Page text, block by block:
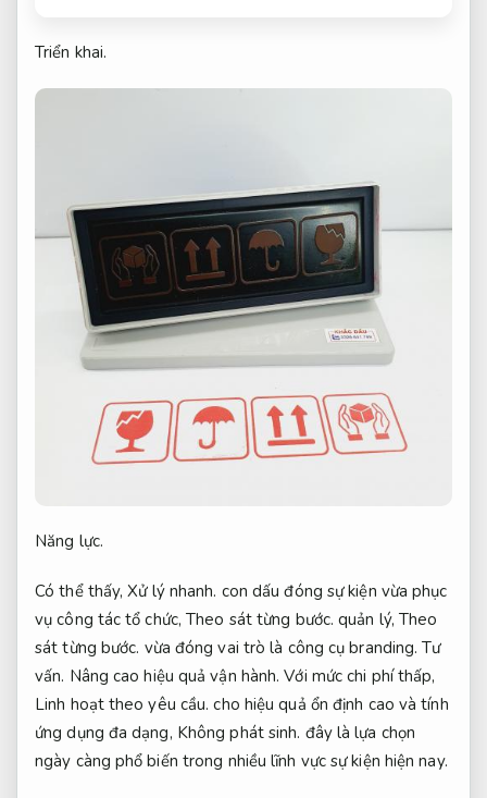
Triển khai.
Năng lực.
Có thể thấy,Xử lý nhanh. con dấu đóng sự kiện vừa phục
vụ công tác tổ chức,Theo sát từng bước. quản lý,Theo
sát từng bước. vừa đóng vai trò là công cụ branding.Tư
vấn. Nâng cao hiệu quả vận hành. Với mức chi phí thấp,
Linh hoạt theo yêu cầu. cho hiệu quả ổn định cao và tính
ứng dụng đa dạng, Không phát sinh. đây là lựa chọn
ngày càng phổ biến trong nhiều lĩnh vực sự kiện hiện nay.